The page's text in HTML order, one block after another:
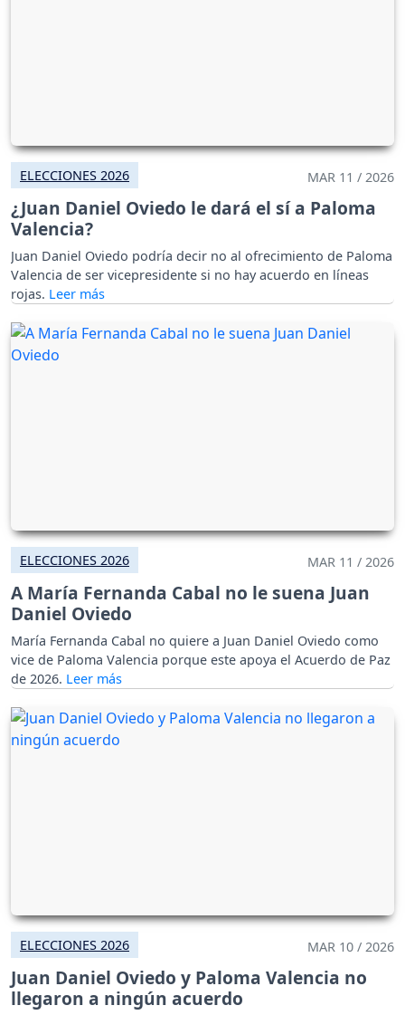
ELECCIONES 2026 MAR 11 / 2026
¿Juan Daniel Oviedo le dará el sí a Paloma
Valencia?
Juan Daniel Oviedo podría decir no al ofrecimiento de Paloma
Valencia de ser vicepresidente si no hay acuerdo en líneas
rojas.
ELECCIONES 2026 MAR 11 / 2026
A María Fernanda Cabal no le suena Juan
Daniel Oviedo
María Fernanda Cabal no quiere a Juan Daniel Oviedo como
vice de Paloma Valencia porque este apoya el Acuerdo de Paz
de 2026.
ELECCIONES 2026 MAR 10 / 2026
Juan Daniel Oviedo y Paloma Valencia no
llegaron a ningún acuerdo